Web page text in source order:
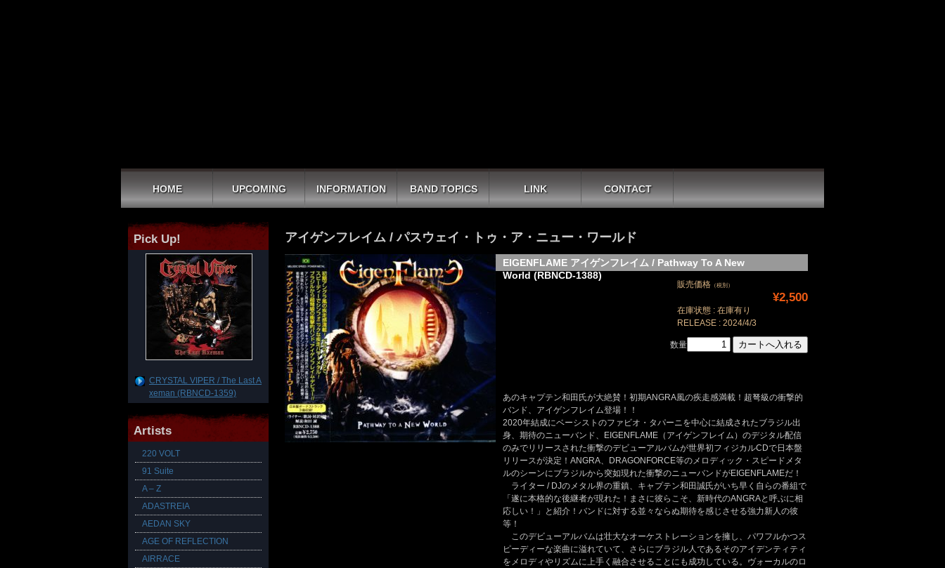
HOME UPCOMING INFORMATION BAND TOPICS LINK CONTACT
アイゲンフレイム / パスウェイ・トゥ・ア・ニュー・ワールド
EIGENFLAME アイゲンフレイム / Pathway To A New
World (RBNCD-1388)
販売価格 （税別）
¥2,500
在庫状態 : 在庫有り
RELEASE : 2024/4/3
数量
あのキャプテン和田氏が大絶賛！初期ANGRA風の疾走感満載！超弩級の衝撃的
バンド、アイゲンフレイム登場！！
2020年結成にベーシストのファビオ・タパーニを中心に結成されたブラジル出
身、期待のニューバンド、EIGENFLAME（アイゲンフレイム）のデジタル配信
のみでリリースされた衝撃のデビューアルバムが世界初フィジカルCDで日本盤
リリースが決定！ANGRA、DRAGONFORCE等のメロディック・スピードメタ
ルのシーンにブラジルから突如現れた衝撃のニューバンドがEIGENFLAMEだ！
ライター / DJのメタル界の重鎮、キャプテン和田誠氏がいち早く自らの番組で
「遂に本格的な後継者が現れた！まさに彼らこそ、新時代のANGRAと呼ぶに相
応しい！」と紹介！バンドに対する並々ならぬ期待を感じさせる強力新人の彼
等！
このデビューアルバムは壮大なオーケストレーションを擁し、パワフルかつス
ピーディーな楽曲に溢れていて、さらにブラジル人であるそのアイデンティティ
をメロディやリズムに上手く融合させることにも成功している。ヴォーカルのロ
Pick Up!
CRYSTAL VIPER / The Last A
xeman (RBNCD-1359)
Artists
220 VOLT
91 Suite
A – Z
ADASTREIA
AEDAN SKY
AGE OF REFLECTION
AIRRACE